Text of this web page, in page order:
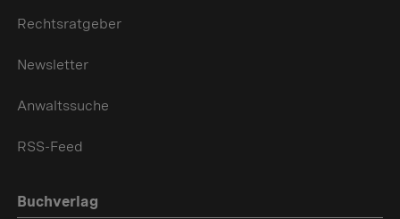
Rechtsratgeber
Newsletter
Anwaltssuche
RSS-Feed
Buchverlag